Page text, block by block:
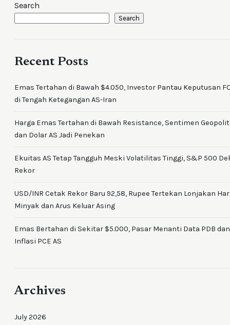
Search
Search
Recent Posts
Emas Tertahan di Bawah $4.050, Investor Pantau Keputusan
di Tengah Ketegangan AS-Iran
Harga Emas Tertahan di Bawah Resistance, Sentimen
dan Dolar AS Jadi Penekan
Ekuitas AS Tetap Tangguh Meski Volatilitas Tinggi, S&P 500
Rekor
USD/INR Cetak Rekor Baru 92,58, Rupee Tertekan Lonjakan
Minyak dan Arus Keluar Asing
Emas Bertahan di Sekitar $5.000, Pasar Menanti Data PDB dan
Inflasi PCE AS
Archives
July 2026